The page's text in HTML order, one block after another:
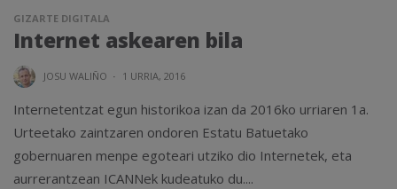
GIZARTE DIGITALA
Internet askearen bila
JOSU WALIÑO · 1 URRIA, 2016
Internetentzat egun historikoa izan da 2016ko urriaren 1a.
Urteetako zaintzaren ondoren Estatu Batuetako
gobernuaren menpe egoteari utziko dio Internetek, eta
aurrerantzean ICANNek kudeatuko du....